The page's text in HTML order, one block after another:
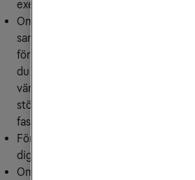
exempelvis samtalsavgifter.
Om du har tagit emot eller fått
samband med avtalet ber vi dig att
för att undvika risken att bli
du vill ångra ditt avtal. Du är
värdeminskning som uppstår om
större omfattning än vad som är
fastställa utrustningens egenskaper
För att undvika
dig ber vi dig särskilt att inte
Om du skickar tillbaka utrustning